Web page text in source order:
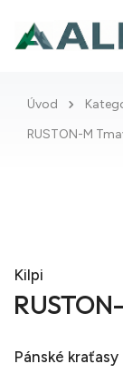
Úvod
RUSTON-M
Kilpi
Pánské